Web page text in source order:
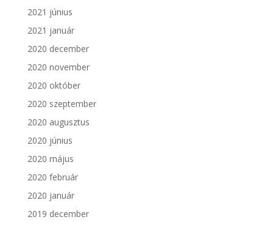
2021 június
2021 január
2020 december
2020 november
2020 október
2020 szeptember
2020 augusztus
2020 június
2020 május
2020 február
2020 január
2019 december